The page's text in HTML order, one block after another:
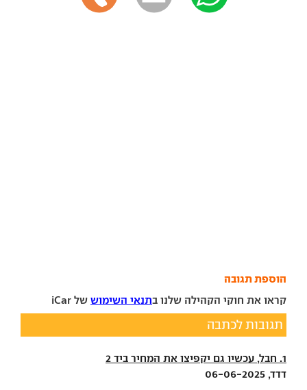
הוספת תגובה
קראו את חוקי הקהילה שלנו בתנאי השימוש של iCar
תגובות לכתבה
1. חבל, עכשיו גם יקפיצו את המחיר ביד 2
דדד, 06-06-2025